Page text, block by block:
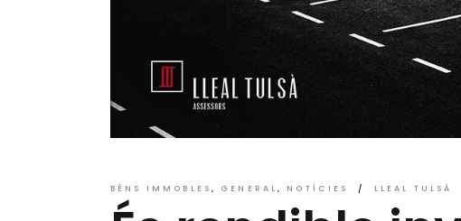
BÉNS IMMOBLES GENERAL NOTÍCIES LLEAL TULSÀ